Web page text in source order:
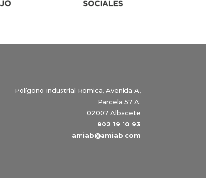
Polígono Industrial Romica, Avenida A,
Parcela 57 A.
02007 Albacete
902 19 10 93
amiab@amiab.com